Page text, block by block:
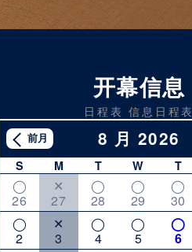
开幕信息
日程表 信息日程表
8 月 2026
S M T W T
26 27 28 29 30
2 3 4 5 6